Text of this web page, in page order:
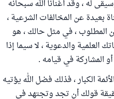
له ، وقد أغنانا الله سبحانه
بعيدة عن المخالفات الشرعية ،
المطلوب ، في مثل حالك ، هو
العلمية والدعوية ، لا سيما إذا
المشاركة في قيامه .
الكبار ، فذلك فضل الله يؤتيه
قولك أن تجد وتجتهد في